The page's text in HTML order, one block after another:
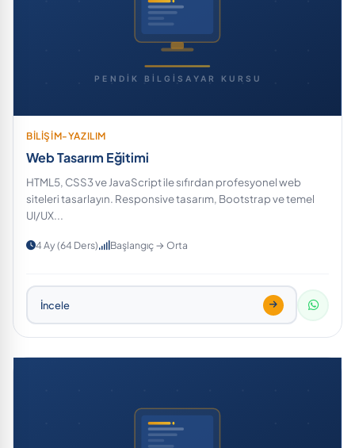
BİLİŞİM-YAZILIM
Web Tasarım Eğitimi
HTML5, CSS3 ve JavaScript ile sıfırdan profesyonel web
siteleri tasarlayın. Responsive tasarım, Bootstrap ve temel
UI/UX...
4 Ay (64 Ders) Başlangıç → Orta
İncele